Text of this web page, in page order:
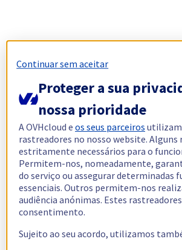
Continuar sem aceitar
Proteger a sua
nossa prioridade
A OVHcloud eos seus parceiros utilizam
rastreadores no nosso website. Alguns
estritamente necessários para o
Permitem-nos, nomeadamente,
do serviço ou assegurar determinadas
essenciais. Outros permitem-nos
audiência anónimas. Estes
consentimento.
Sujeito ao seu acordo, utilizamos